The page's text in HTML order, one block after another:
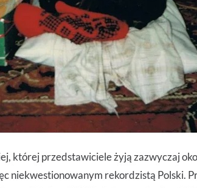
której przedstawiciele żyją zazwyczaj
niekwestionowanym rekordzistą Polski.